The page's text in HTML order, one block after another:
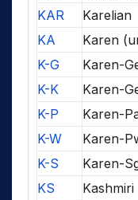
KAR
Karelian
KA
Karen
K-G
Karen-
K-K
Karen-
K-P
Karen-
K-W
Karen-
K-S
Karen-
KS
Kashmiri